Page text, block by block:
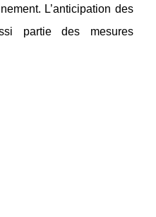
L’anticipation des
partie des mesures